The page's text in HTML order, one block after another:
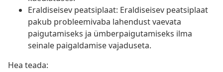
Eraldiseisev peatsiplaat: Eraldiseisev peatsiplaat
pakub probleemivaba lahendust vaevata
paigutamiseks ja ümberpaigutamiseks ilma
seinale paigaldamise vajaduseta.
Hea teada: